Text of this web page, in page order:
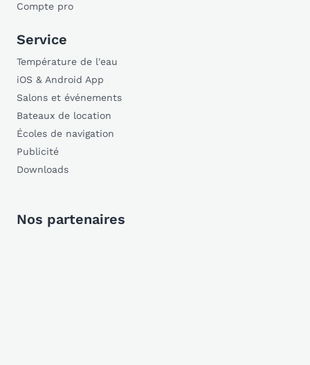
Compte pro
Service
Température de l'eau
iOS & Android App
Salons et événements
Bateaux de location
Écoles de navigation
Publicité
Downloads
Nos partenaires